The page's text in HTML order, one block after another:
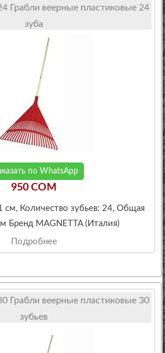
Грабли веерные пластиковые 24
зуба
по WhatsApp
950 COM
см, Количество зубьев: 24, Общая
Бренд MAGNETTA (Италия)
Подробнее
Грабли веерные пластиковые 30
зубьев